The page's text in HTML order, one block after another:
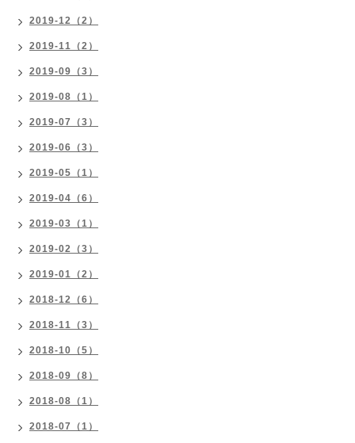
2019-12（2）
2019-11（2）
2019-09（3）
2019-08（1）
2019-07（3）
2019-06（3）
2019-05（1）
2019-04（6）
2019-03（1）
2019-02（3）
2019-01（2）
2018-12（6）
2018-11（3）
2018-10（5）
2018-09（8）
2018-08（1）
2018-07（1）